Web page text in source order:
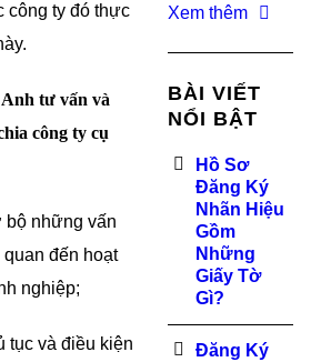
công ty đó thực
tư vấn và
công ty cụ
những vấn
đến hoạt
nghiệp;
tục và điều kiện
Xem thêm
BÀI VIẾT
NỔI BẬT
Hồ Sơ
Đăng Ký
Nhãn Hiệu
Gồm
Những
Giấy Tờ
Gì?
Đăng Ký